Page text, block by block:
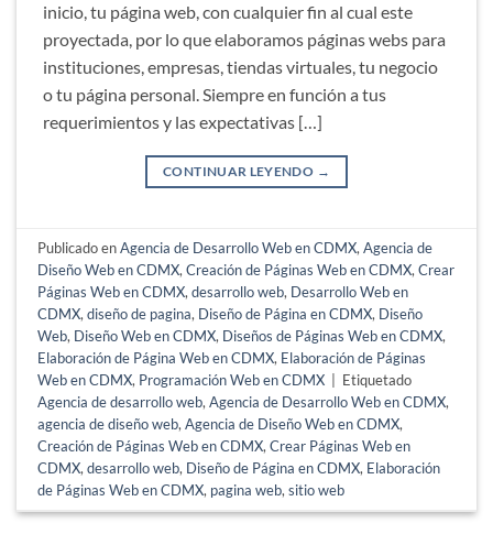
inicio, tu página web, con cualquier fin al cual este
proyectada, por lo que elaboramos páginas webs para
instituciones, empresas, tiendas virtuales, tu negocio
o tu página personal. Siempre en función a tus
requerimientos y las expectativas […]
CONTINUAR LEYENDO →
Publicado enAgencia de Desarrollo Web en CDMX,Agencia de
Diseño Web en CDMX,Creación de Páginas Web en CDMX,Crear
Páginas Web en CDMX,desarrollo web, Desarrollo Web en
CDMX,diseño de pagina, Diseño de Página en CDMX, Diseño
Web, Diseño Web en CDMX, Diseños de Páginas Web en CDMX,
Elaboración de Página Web en CDMX, Elaboración de Páginas
Web en CDMX, Programación Web en CDMX
Etiquetado
Agencia de desarrollo web,Agencia de Desarrollo Web en CDMX,
agencia de diseño web,Agencia de Diseño Web en CDMX,
Creación de Páginas Web en CDMX,Crear Páginas Web en
CDMX,desarrollo web, Diseño de Página en CDMX, Elaboración
de Páginas Web en CDMX, pagina web,sitio web